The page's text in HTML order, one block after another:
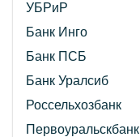
УБРиР
Банк Инго
Банк ПСБ
Банк Уралсиб
Россельхозбанк
Первоуральскбанк